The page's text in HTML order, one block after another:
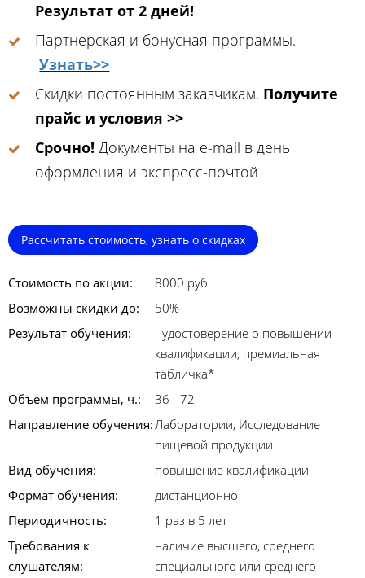
Результат от 2 дней!
Партнерская и бонусная программы.
Узнать>>
Скидки постоянным заказчикам. Получите
прайс и условия >>
Срочно! Документы на e-mail в день
оформления и экспресс-почтой
Рассчитать стоимость, узнать о скидках
Стоимость по акции:
8000 руб.
Возможны скидки до:
50%
Результат обучения:
- удостоверение о повышении
квалификации, премиальная
табличка*
Объем программы, ч.:
36 - 72
Направление обучения:Лаборатории, Исследование
пищевой продукции
Вид обучения:
повышение квалификации
Формат обучения:
дистанционно
Периодичность:
1 раз в 5 лет
Требования к
слушателям:
наличие высшего, среднего
специального или среднего